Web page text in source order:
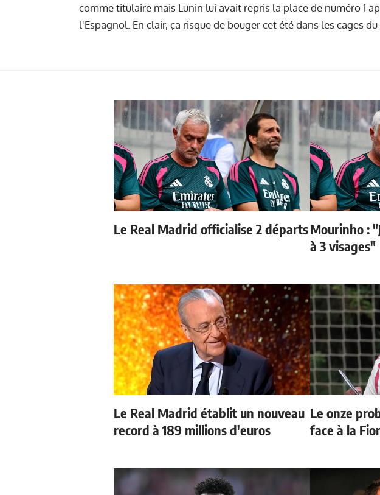
comme titulaire mais Lunin lui avait repris la place de numéro 1
l'Espagnol. En clair, ça risque de bouger cet été dans les cages
Le Real Madrid officialise 2 départsMourinho :
à 3 visages"
Le Real Madrid établit un nouveau
record à 189 millions d'euros
Le onze
face à la